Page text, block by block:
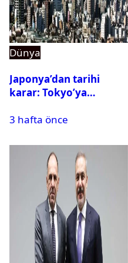
Dünya
Japonya’dan tarihi
karar: Tokyo’ya
geliyor
3 hafta önce